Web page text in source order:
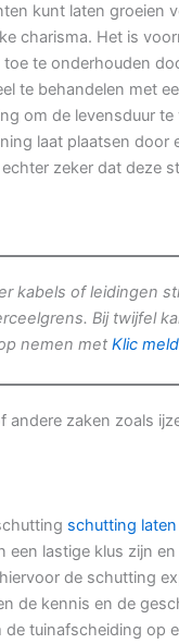
kunt laten groeien
charisma. Het is
te onderhouden
te behandelen met
om de levensduur te
laat plaatsen door
zeker dat deze
kabels of leidingen
Bij twijfel
nemen met Klic
andere zaken zoals
schutting
een lastige klus zijn
de schutting
de kennis en de
tuinafscheiding op